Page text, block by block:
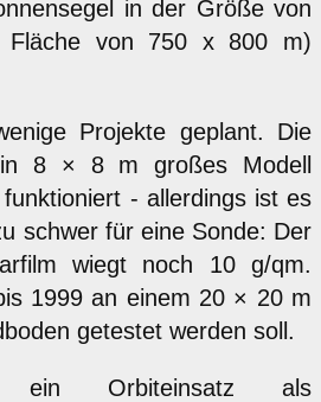
in der Größe von
Fläche von 750 x 800 m)
Projekte geplant. Die
8 × 8 m großes Modell
- allerdings ist es
schwer für eine Sonde: Der
wiegt noch 10 g/qm.
1999 an einem 20 × 20 m
getestet werden soll.
ein Orbiteinsatz als